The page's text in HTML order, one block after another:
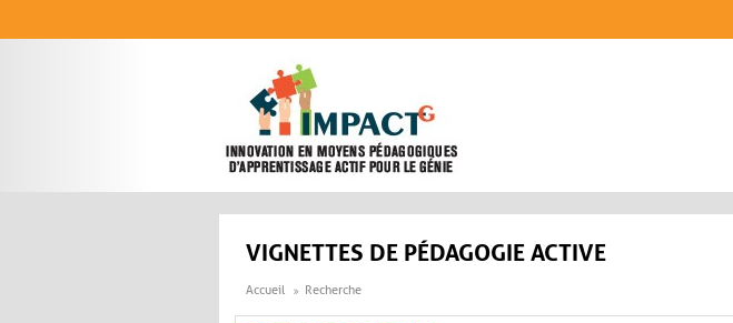
VIGNETTES DE PÉDAGOGIE ACTIVE
Accueil Recherche